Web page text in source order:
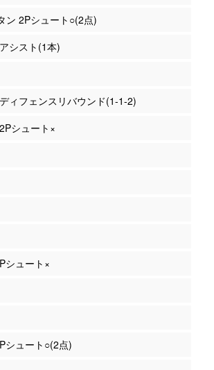
ン 2Pシュート○(2点)
シスト(1本)
ィフェンスリバウンド(1-1-2)
シュート×
シュート×
シュート○(2点)